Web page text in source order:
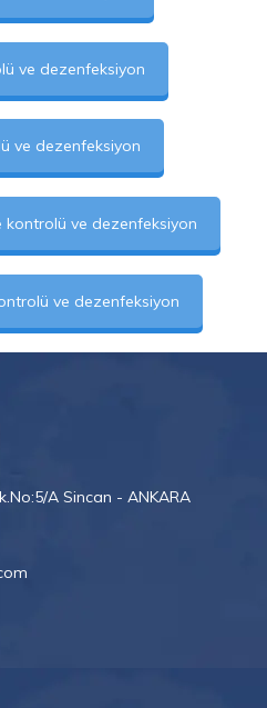
ve dezenfeksiyon
ve dezenfeksiyon
kontrolü ve dezenfeksiyon
ve dezenfeksiyon
A Sincan - ANKARA